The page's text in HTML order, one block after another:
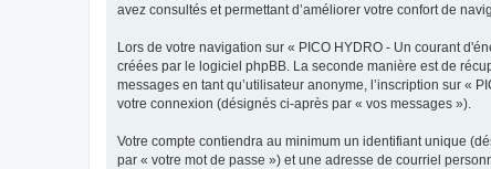
avez consultés et permettant d’améliorer votre confort de
Lors de votre navigation sur « PICO HYDRO - Un courant
créées par le logiciel phpBB. La seconde manière est de
messages en tant qu’utilisateur anonyme, l’inscription sur «
votre connexion (désignés ci-après par « vos messages »).
Votre compte contiendra au minimum un identifiant unique
par « votre mot de passe ») et une adresse de courriel